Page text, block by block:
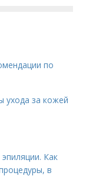
по
ухода за кожей
Как
в